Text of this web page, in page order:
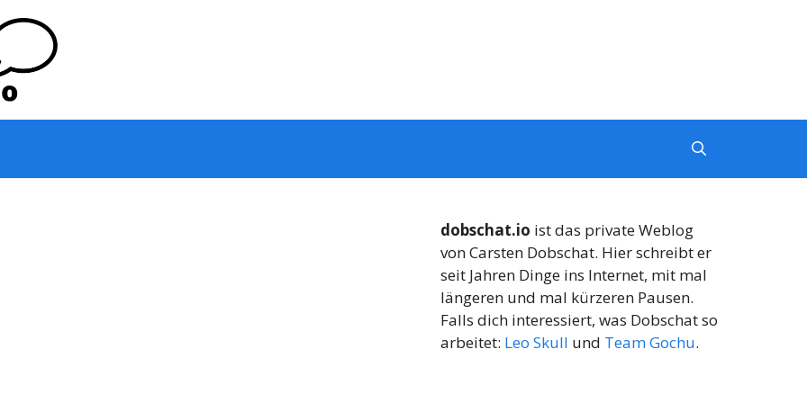
dobschat.io ist das private Weblog
von Carsten Dobschat. Hier schreibt er
seit Jahren Dinge ins Internet, mit mal
längeren und mal kürzeren Pausen.
Falls dich interessiert, was Dobschat so
arbeitet: Leo Skull und Team Gochu.